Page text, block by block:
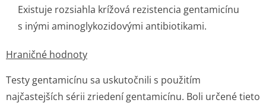
Existuje rozsiahla krížová rezistencia gentamicínu
s inými aminoglykozidovými antibiotikami.
Hraničné hodnoty
Testy gentamicínu sa uskutočnili s použitím
najčastejších sérii zriedení gentamicínu. Boli určené tieto